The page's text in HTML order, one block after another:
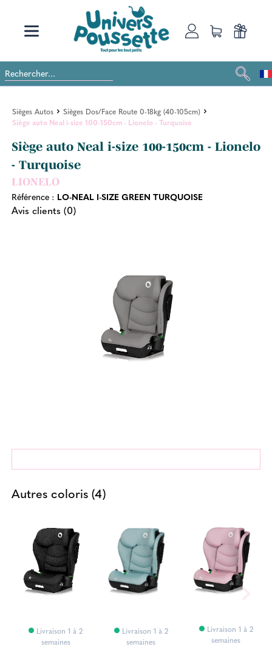
Sièges Autos
Sièges Dos/Face Route 0-18kg (40-105cm)
Siège auto Neal i-size 100-150cm - Lionelo - Turquoise
Siège auto Neal i-size 100-150cm - Lionelo
- Turquoise
LIONELO
Référence : LO-NEAL I-SIZE GREEN TURQUOISE
Avis clients (0)
Autres coloris (4)
Livraison 1 à 2
semaines
Livraison 1 à 2
semaines
Livraison 1 à 2
semaines